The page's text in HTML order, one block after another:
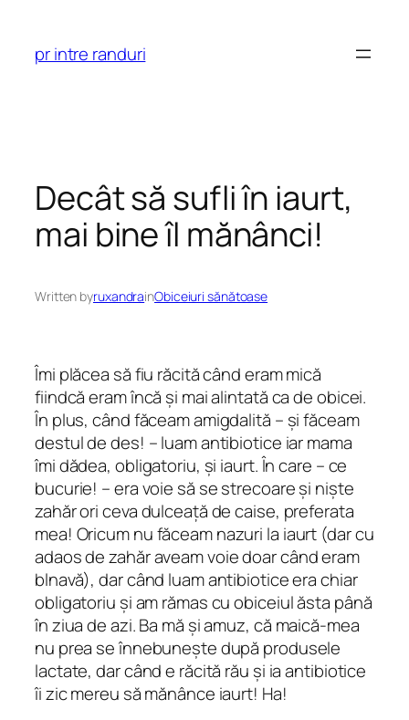
content
pr intre randuri
Decât să sufli în iaurt,
mai bine îl mănânci!
Written byruxandrainObiceiuri sănătoase
Îmi plăcea să fiu răcită când eram mică
fiindcă eram încă și mai alintată ca de obicei.
În plus, când făceam amigdalită – și făceam
destul de des! – luam antibiotice iar mama
îmi dădea, obligatoriu, și iaurt. În care – ce
bucurie! – era voie să se strecoare și niște
zahăr ori ceva dulceață de caise, preferata
mea! Oricum nu făceam nazuri la iaurt (dar cu
adaos de zahăr aveam voie doar când eram
blnavă), dar când luam antibiotice era chiar
obligatoriu și am rămas cu obiceiul ăsta până
în ziua de azi. Ba mă și amuz, că maică-mea
nu prea se înnebunește după produsele
lactate, dar când e răcită rău și ia antibiotice
îi zic mereu să mănânce iaurt! Ha!